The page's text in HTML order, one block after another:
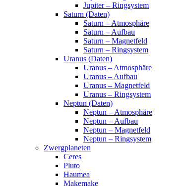
Jupiter – Ringsystem
Saturn (Daten)
Saturn – Atmosphäre
Saturn – Aufbau
Saturn – Magnetfeld
Saturn – Ringsystem
Uranus (Daten)
Uranus – Atmosphäre
Uranus – Aufbau
Uranus – Magnetfeld
Uranus – Ringsystem
Neptun (Daten)
Neptun – Atmosphäre
Neptun – Aufbau
Neptun – Magnetfeld
Neptun – Ringsystem
Zwergplaneten
Ceres
Pluto
Haumea
Makemake